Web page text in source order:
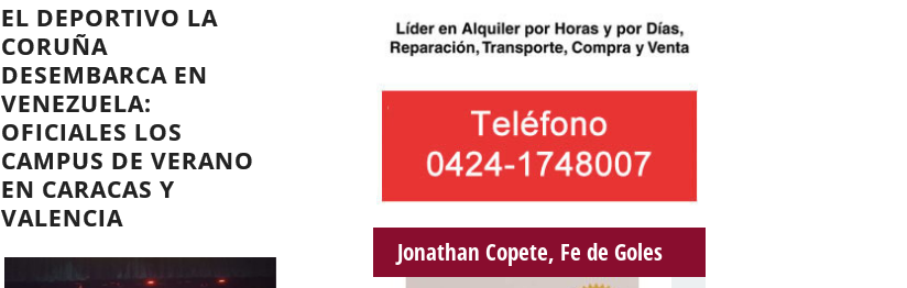
EL DEPORTIVO LA
CORUÑA
DESEMBARCA EN
VENEZUELA:
OFICIALES LOS
CAMPUS DE VERANO
EN CARACAS Y
VALENCIA
Jonathan Copete, Fe de Goles